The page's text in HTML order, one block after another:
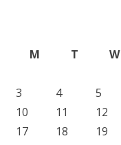
M
T W
3
4 5
10
11 12
17
18 19